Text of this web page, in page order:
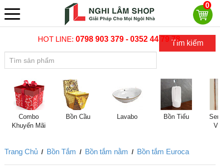
0
HOT LINE:0798 903 379 - 0352 44 79 78Tìm kiếm
Combo
Khuyến Mãi
Bồn Cầu Lavabo Bồn Tiểu
Trang Chủ / Bồn Tắm / Bồn tắm nằm / Bồn tắm Euroca